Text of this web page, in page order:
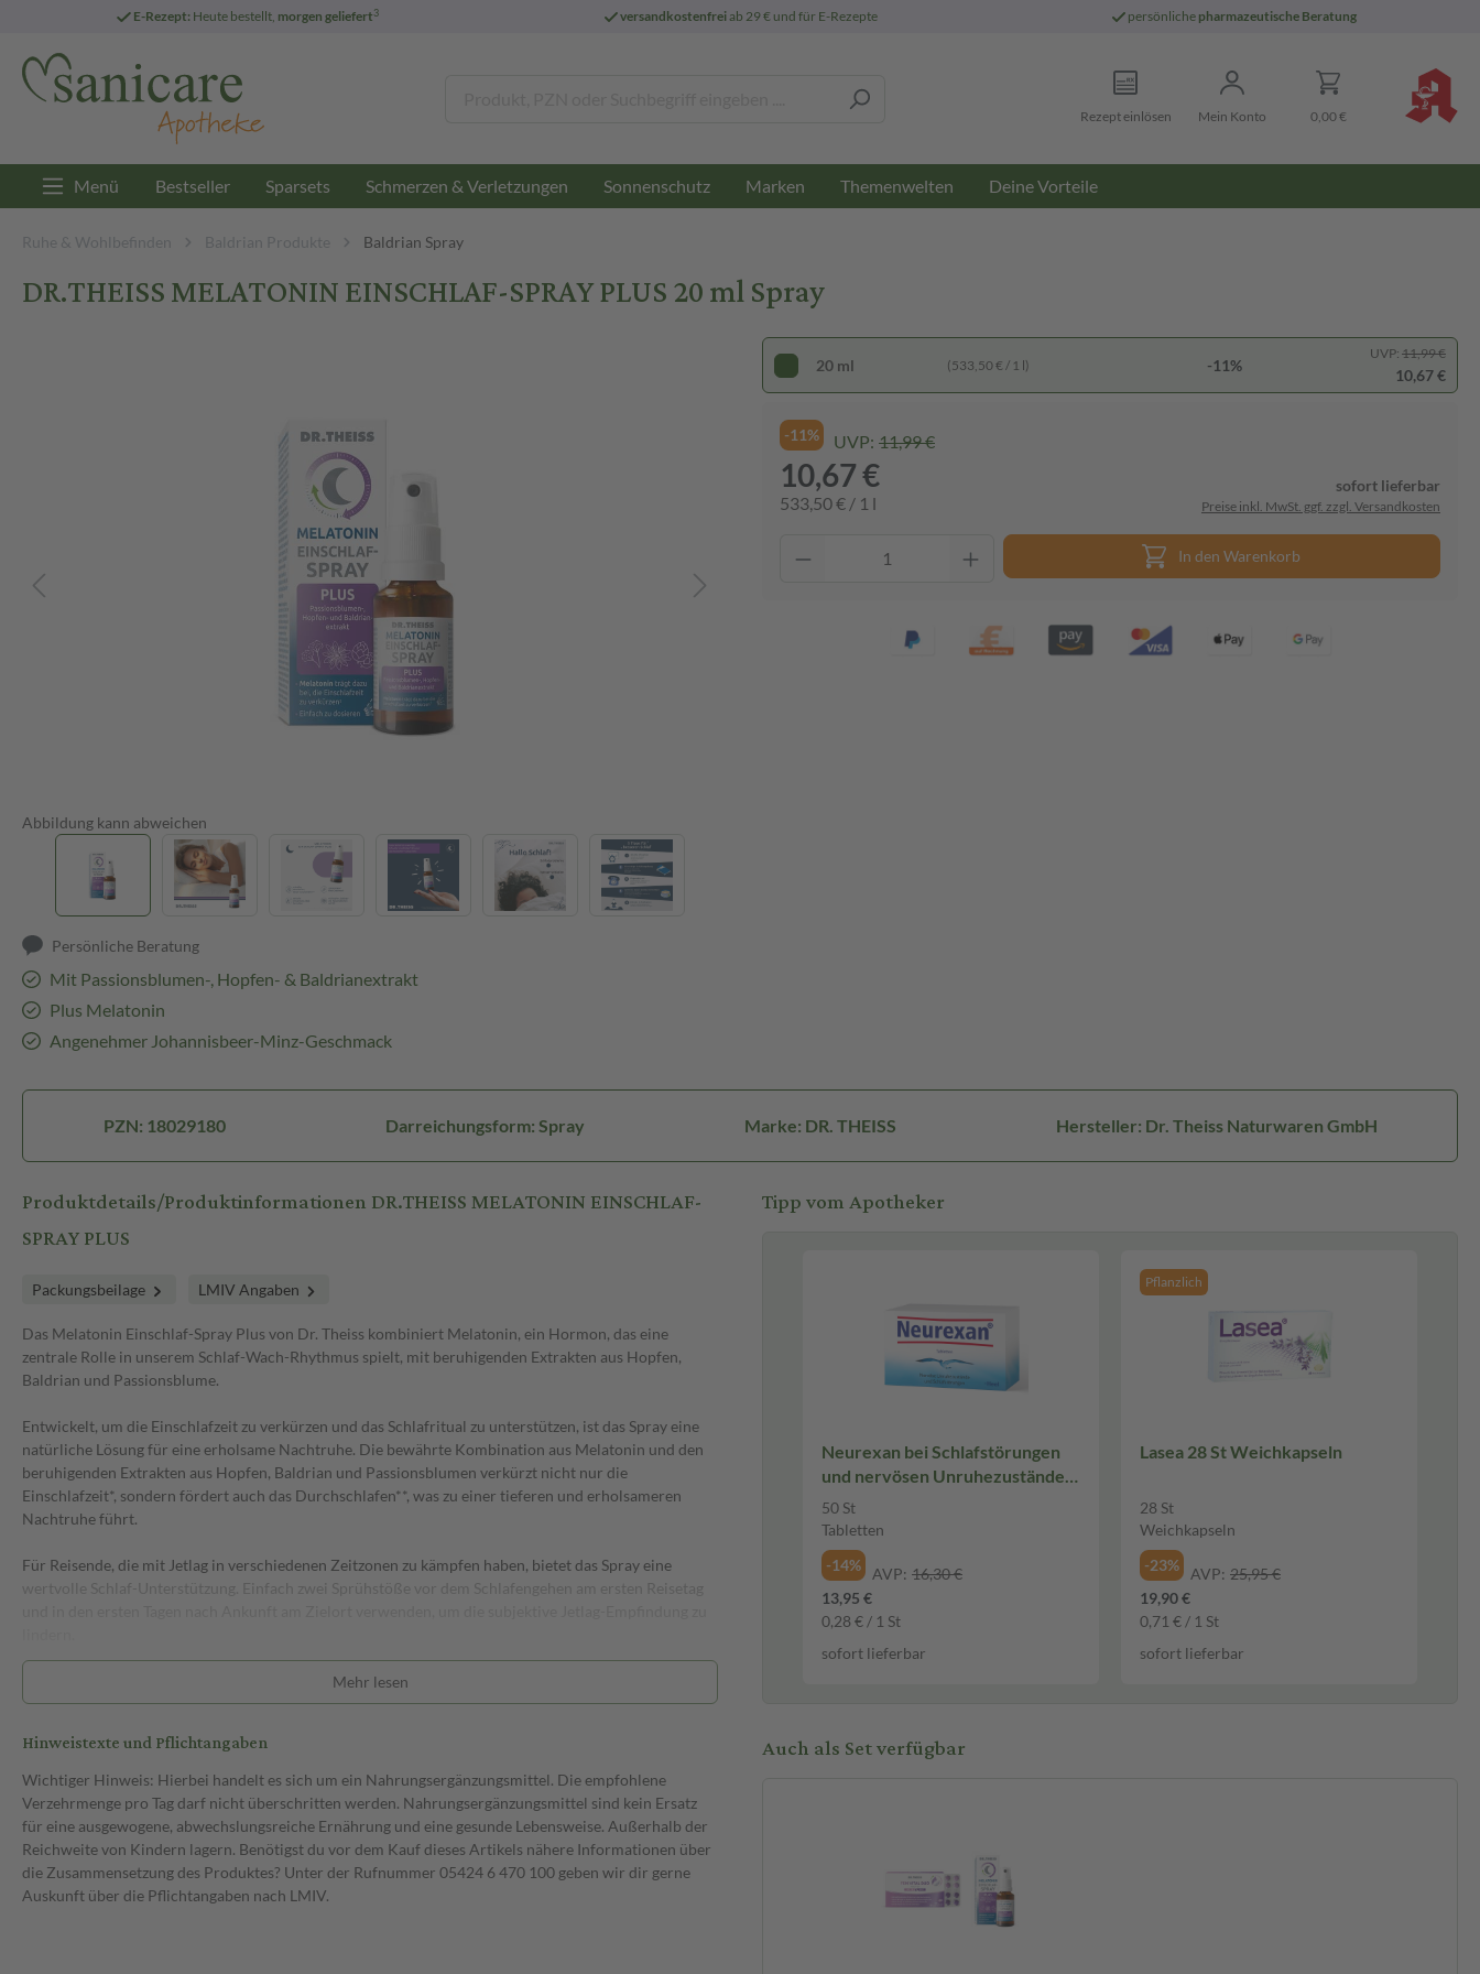
E-Rezept: Heute bestellt, morgen geliefert3 versandkostenfreiab 29 € und für E-Rezepte persönliche pharmazeutische Beratung
Rezept einlösen Mein Konto 0,00 €
Menü Bestseller Sparsets Schmerzen & Verletzungen Sonnenschutz Marken Themenwelten Deine Vorteile
Ruhe & Wohlbefinden Baldrian Produkte Baldrian Spray
DR.THEISS MELATONIN EINSCHLAF-SPRAY PLUS 20 ml Spray
Abbildung kann abweichen
Persönliche Beratung
Mit Passionsblumen-, Hopfen- & Baldrianextrakt
Plus Melatonin
Angenehmer Johannisbeer-Minz-Geschmack
20 ml (533,50 € / 1 l) -11%
UVP: 11,99 €
10,67 €
-11% UVP: 11,99 €
10,67 €
533,50 € / 1 l
sofort lieferbar
Preise inkl. MwSt. ggf. zzgl. Versandkosten
In den Warenkorb
PZN: 18029180 Darreichungsform: Spray Marke: DR. THEISS Hersteller: Dr. Theiss Naturwaren GmbH
Produktdetails/Produktinformationen DR.THEISS MELATONIN EINSCHLAF-
SPRAY PLUS
Packungsbeilage LMIV Angaben
Das Melatonin Einschlaf-Spray Plus von Dr. Theiss kombiniert Melatonin, ein Hormon, das eine
zentrale Rolle in unserem Schlaf-Wach-Rhythmus spielt, mit beruhigenden Extrakten aus Hopfen,
Baldrian und Passionsblume.
Entwickelt, um die Einschlafzeit zu verkürzen und das Schlafritual zu unterstützen, ist das Spray eine
natürliche Lösung für eine erholsame Nachtruhe. Die bewährte Kombination aus Melatonin und den
beruhigenden Extrakten aus Hopfen, Baldrian und Passionsblumen verkürzt nicht nur die
Einschlafzeit*, sondern fördert auch das Durchschlafen**, was zu einer tieferen und erholsameren
Nachtruhe führt.
Für Reisende, die mit Jetlag in verschiedenen Zeitzonen zu kämpfen haben, bietet das Spray eine
wertvolle Schlaf-Unterstützung. Einfach zwei Sprühstöße vor dem Schlafengehen am ersten Reisetag
Die gezielte Dosierung durch den praktischen Sprühkopf macht die Anwendung nicht nur einfach,
sondern fördert auch einen schnellen Wirkeintritt durch die Aufnahme des Sprays über die
Abtauchen in die Nacht, sowie Durchschlafen zu ermöglichen.
Die sanfte Johannisbeer-Note, verfeinert mit Minz-Extrakten macht das Spray angenehm im
Geschmack. Erleben Sie mit dem Dr. Theiss Melatonin Einschlaf-Spray einen sanften Weg in eine
erholsame Nacht und starten Sie jeden Morgen gut ausgeschlafen in den Tag.
*Melatonin trägt dazu bei, die Einschlafzeit zu verkürzen.
Mehr lesen
Hinweistexte und Pflichtangaben
Wichtiger Hinweis: Hierbei handelt es sich um ein Nahrungsergänzungsmittel. Die empfohlene
Verzehrmenge pro Tag darf nicht überschritten werden. Nahrungsergänzungsmittel sind kein Ersatz
für eine ausgewogene, abwechslungsreiche Ernährung und eine gesunde Lebensweise. Außerhalb der
Reichweite von Kindern lagern. Benötigst du vor dem Kauf dieses Artikels nähere Informationen über
die Zusammensetzung des Produktes? Unter der Rufnummer 05424 6 470 100 geben wir dir gerne
Auskunft über die Pflichtangaben nach LMIV.
Tipp vom Apotheker
Neurexan bei Schlafstörungen
und nervösen Unruhezuständen
50 St Tabletten
50 St
Tabletten
-14%
AVP: 16,30 €
13,95 €
0,28 € / 1 St
sofort lieferbar
Pflanzlich
Lasea 28 St Weichkapseln
28 St
Weichkapseln
-23%
AVP: 25,95 €
19,90 €
0,71 € / 1 St
sofort lieferbar
Auch als Set verfügbar